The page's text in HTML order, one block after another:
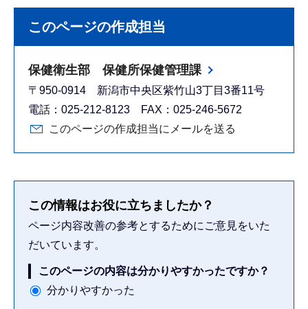
このページの作成担当
保健衛生部 保健所保健管理課
〒950-0914 新潟市中央区紫竹山3丁目3番11号
電話：025-212-8123 FAX：025-246-5672
このページの作成担当にメールを送る
この情報はお役に立ちましたか？
ページ内容改善の参考とするためにご意見をいた
だいています。
このページの内容は分かりやすかったですか？
分かりやすかった